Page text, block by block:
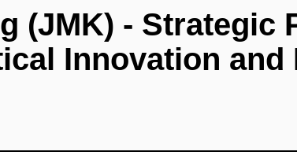
(JMK) - Strategic
Innovation and